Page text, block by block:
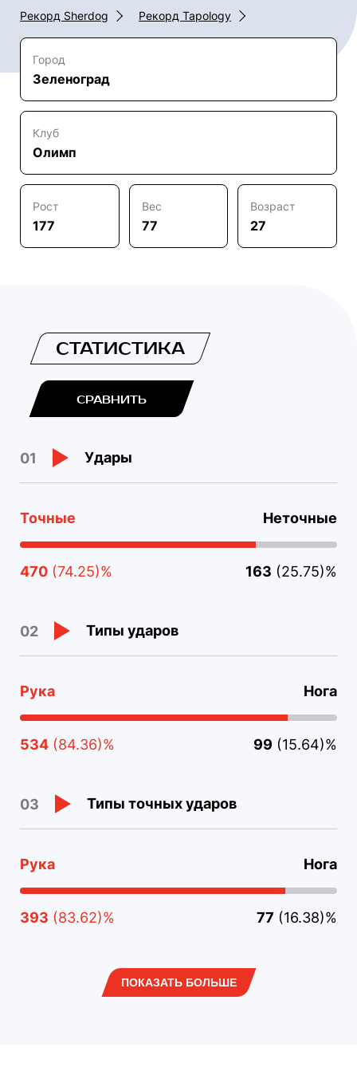
Рекорд Sherdog Рекорд Tapology
Город
Зеленоград
Клуб
Олимп
Рост
177
Вес
77
Возраст
27
СТАТИСТИКА
СРАВНИТЬ
01 Удары
Точные Неточные
470 (74.25)% 163 (25.75)%
02 Типы ударов
Рука Нога
534 (84.36)% 99 (15.64)%
03 Типы точных ударов
Рука Нога
393 (83.62)% 77 (16.38)%
ПОКАЗАТЬ БОЛЬШЕ